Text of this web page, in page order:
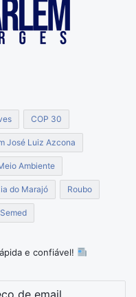
COP 30
José Luiz Azcona
Ambiente
do Marajó Roubo
Semed
e confiável!